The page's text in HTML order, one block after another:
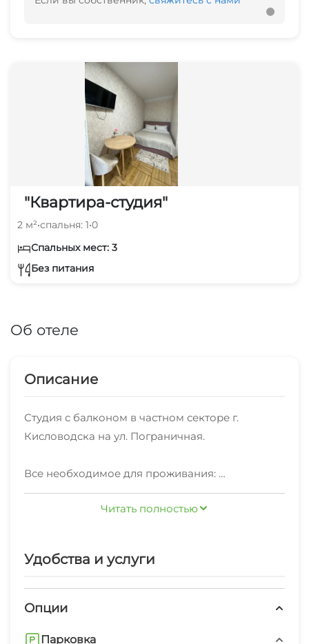
"Квартира-студия"
2 м²•спальня: 1•0
Спальных мест: 3
Без питания
Об отеле
Описание
Студия с балконом в частном секторе г.
Кисловодска на ул. Пограничная.
Все необходимое для проживания:
-постельное, полотенца,
-мыло, шампунь, гель для душа
доска, чайник, кофеварка, холодильник, плита
-до парка 30 минут пешком, 7 минут на машине
-до центрального рынка 10 минут пешком
Читать полностью
Удобства и услуги
Опции
Парковка